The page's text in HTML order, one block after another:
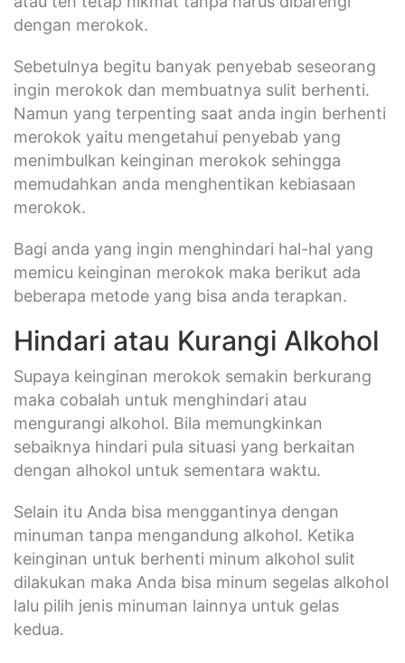
dengan merokok.
Sebetulnya begitu banyak penyebab seseorang
ingin merokok dan membuatnya sulit berhenti.
Namun yang terpenting saat anda ingin berhenti
merokok yaitu mengetahui penyebab yang
menimbulkan keinginan merokok sehingga
memudahkan anda menghentikan kebiasaan
merokok.
Bagi anda yang ingin menghindari hal-hal yang
memicu keinginan merokok maka berikut ada
beberapa metode yang bisa anda terapkan.
Hindari atau Kurangi Alkohol
Supaya keinginan merokok semakin berkurang
maka cobalah untuk menghindari atau
mengurangi alkohol. Bila memungkinkan
sebaiknya hindari pula situasi yang berkaitan
dengan alhokol untuk sementara waktu.
Selain itu Anda bisa menggantinya dengan
minuman tanpa mengandung alkohol. Ketika
keinginan untuk berhenti minum alkohol sulit
dilakukan maka Anda bisa minum segelas alkohol
lalu pilih jenis minuman lainnya untuk gelas
kedua.